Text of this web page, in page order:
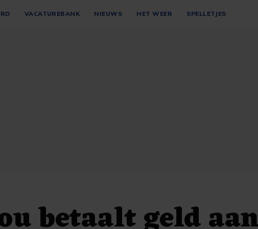
VACATUREBANK NIEUWS HET WEER SPELLETJES